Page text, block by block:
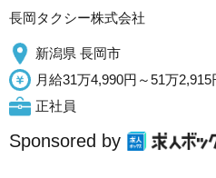
長岡タクシー株式会社
新潟県 長岡市
月給31万4,990円～51万2,915
正社員
Sponsored by